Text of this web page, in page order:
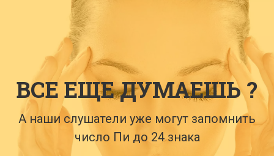
ВСЕ ЕЩЕ ДУМАЕШЬ ?
А наши слушатели уже могут запомнить
число Пи до 24 знака